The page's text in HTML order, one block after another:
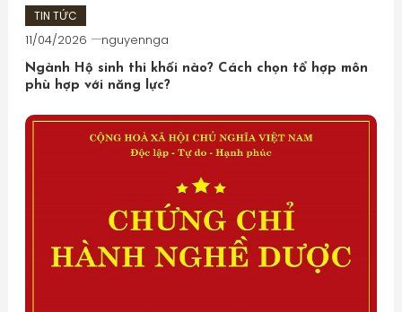
TIN TỨC
11/04/2026 nguyennga
Ngành Hộ sinh thi khối nào? Cách chọn tổ hợp môn
phù hợp với năng lực?